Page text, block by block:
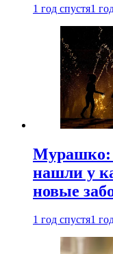
1 год спустя1
Мурашко:
нашли у
новые
1 год спустя1